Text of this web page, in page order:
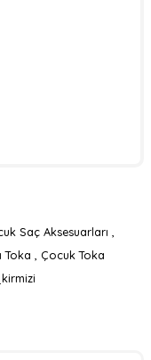
Saç Aksesuarları
Toka
Çocuk Toka